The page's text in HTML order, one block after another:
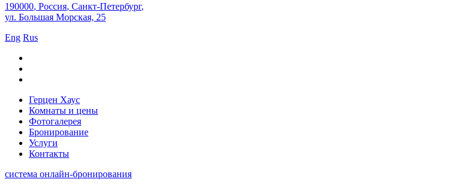
190000, Россия, Санкт-Петербург,
ул. Большая Морская, 25
Eng Rus
Герцен Хаус
Комнаты и цены
Фотогалерея
Бронирование
Услуги
Контакты
система онлайн-бронирования